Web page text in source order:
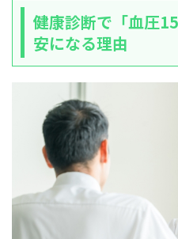
健康診断で「血圧
安になる理由